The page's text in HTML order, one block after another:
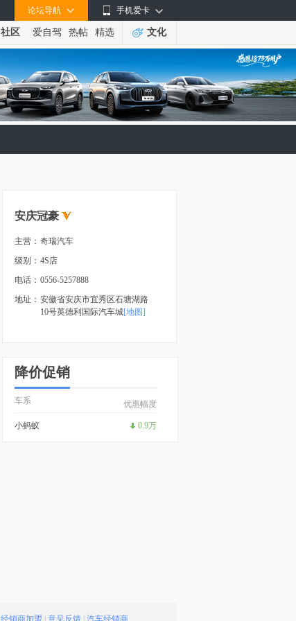
手机爱卡
论坛导航
社区 爱自驾 热帖 精选 文化
安庆冠豪
主营： 奇瑞汽车
级别： 4S店
电话： 0556-5257888
地址： 安徽省安庆市宜秀区石塘湖路
10号英德利国际汽车城[地图]
降价促销
车系 优惠幅度
小蚂蚁 0.9万
经销商加盟 意见反馈 汽车经销商